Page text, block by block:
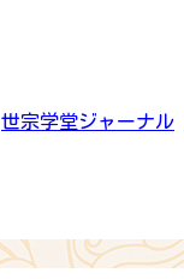
世宗学堂ジャーナル